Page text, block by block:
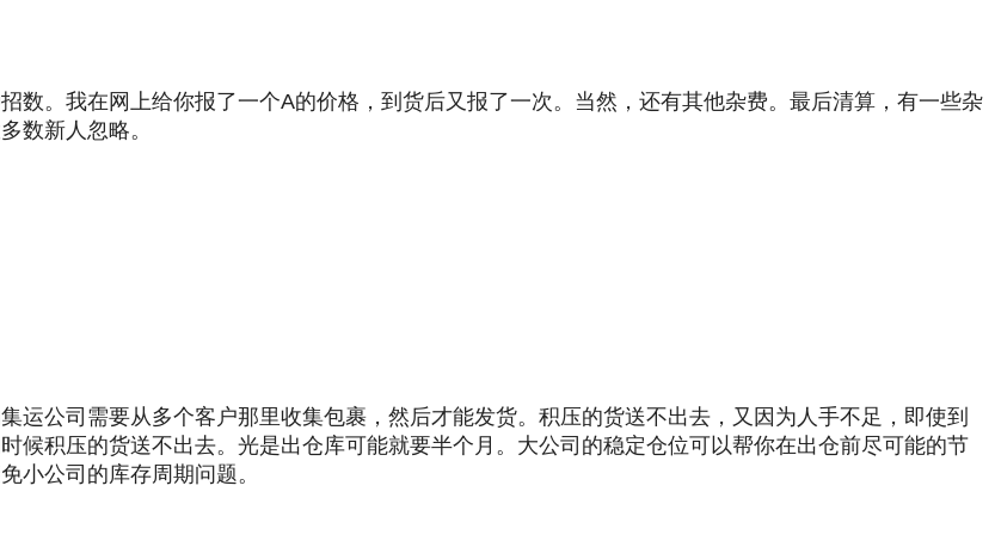
数。我在网上给你报了一个A的价格，到货后又报了一次。当然，还有其他杂费。最后清算，有一些杂
数新人忽略。
集运公司需要从多个客户那里收集包裹，然后才能发货。积压的货送不出去，又因为人手不足，即使到
候积压的货送不出去。光是出仓库可能就要半个月。大公司的稳定仓位可以帮你在出仓前尽可能的节
小公司的库存周期问题。